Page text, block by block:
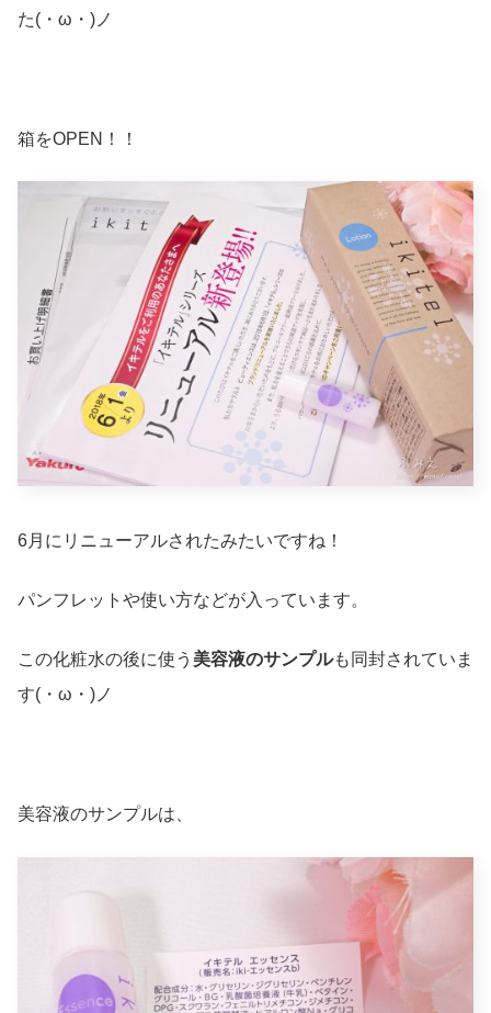
た(・ω・)ノ
箱をOPEN！！
6月にリニューアルされたみたいですね！
パンフレットや使い方などが入っています。
この化粧水の後に使う 美容液のサンプルも同封されていま
す(・ω・)ノ
美容液のサンプルは、